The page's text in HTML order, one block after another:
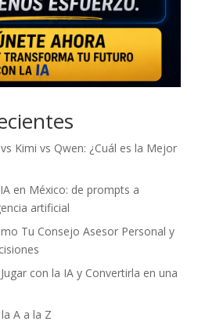
Kimi vs Qwen: ¿Cuál es la Mejor
en México: de prompts a
artificial
Tu Consejo Asesor Personal y
con la IA y Convertirla en una
A a la Z